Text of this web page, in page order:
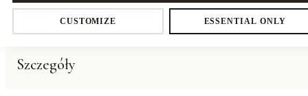
Szczegóły
CUSTOMIZE ESSENTIAL ONLY
the store and cart. The rest you enable voluntarily.